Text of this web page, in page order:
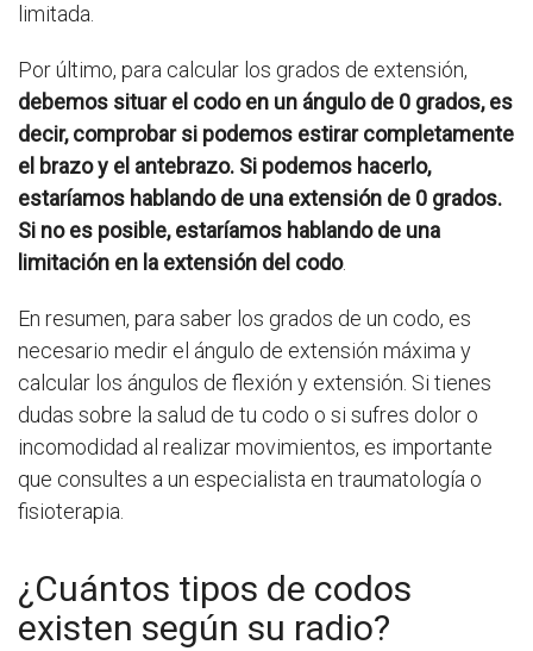
limitada.
Por último, para calcular los grados de extensión,
debemos situar el codo en un ángulo de 0 grados, es
decir, comprobar si podemos estirar completamente
el brazo y el antebrazo. Si podemos hacerlo,
estaríamos hablando de una extensión de 0 grados.
Si no es posible, estaríamos hablando de una
limitación en la extensión del codo.
En resumen, para saber los grados de un codo, es
necesario medir el ángulo de extensión máxima y
calcular los ángulos de flexión y extensión. Si tienes
dudas sobre la salud de tu codo o si sufres dolor o
incomodidad al realizar movimientos, es importante
que consultes a un especialista en traumatología o
fisioterapia.
¿Cuántos tipos de codos
existen según su radio?